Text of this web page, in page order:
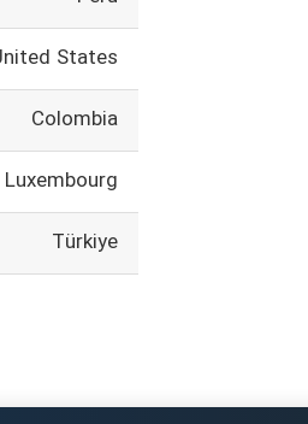
States
Colombia
Luxembourg
Türkiye